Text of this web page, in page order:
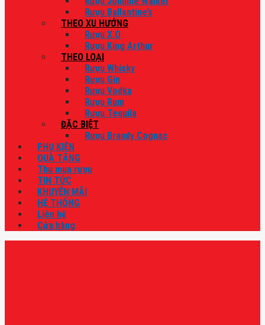
Rượu Ballantine’s
THEO XU HƯỚNG
Rượu X.O
Rượu King Arthur
THEO LOẠI
Rượu Whisky
Rượu Gin
Rượu Vodka
Rượu Rum
Rượu Tequila
ĐẶC BIỆT
Rượu Brandy Cognac
PHỤ KIỆN
QUÀ TẶNG
Thu mua rượu
TIN TỨC
KHUYẾN MÃI
HỆ THỐNG
Liên hệ
Cửa hàng